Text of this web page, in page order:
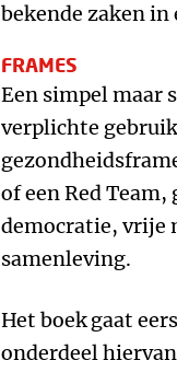
bekende zaken
FRAMES
Een simpel maar
verplichte
of een Red
democratie, vrije
samenleving.
Het boekgaat
onderdeel